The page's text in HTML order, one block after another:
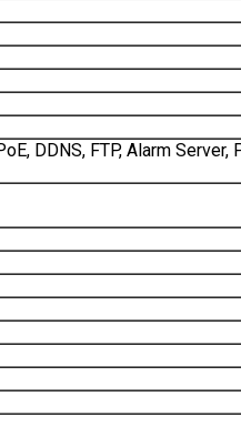
DDNS, FTP, Alarm